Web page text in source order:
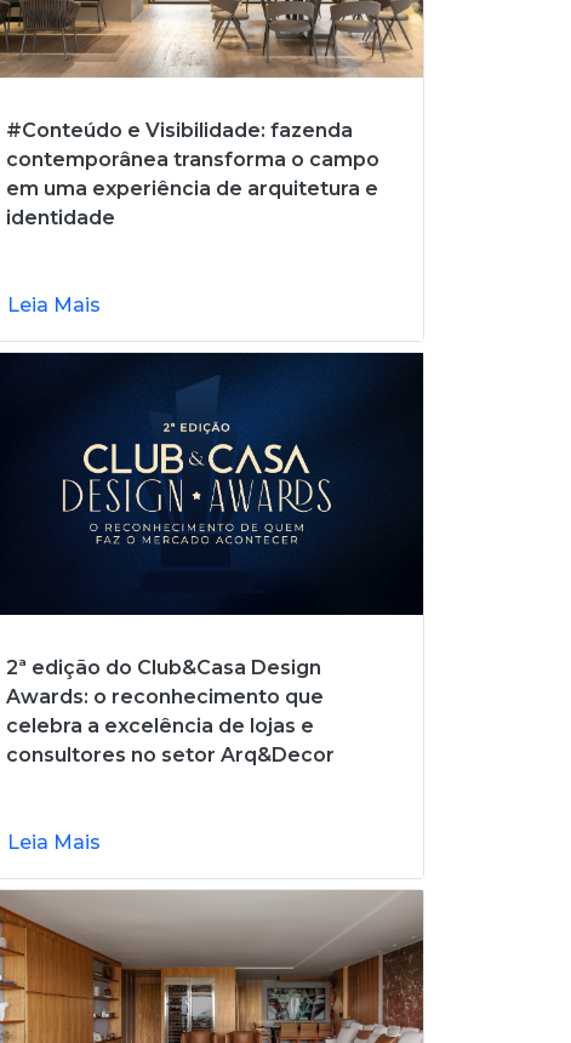
#Conteúdo e Visibilidade: fazenda
contemporânea transforma o campo
em uma experiência de arquitetura e
identidade
Leia Mais
2ª edição do Club&Casa Design
Awards: o reconhecimento que
celebra a excelência de lojas e
consultores no setor Arq&Decor
Leia Mais